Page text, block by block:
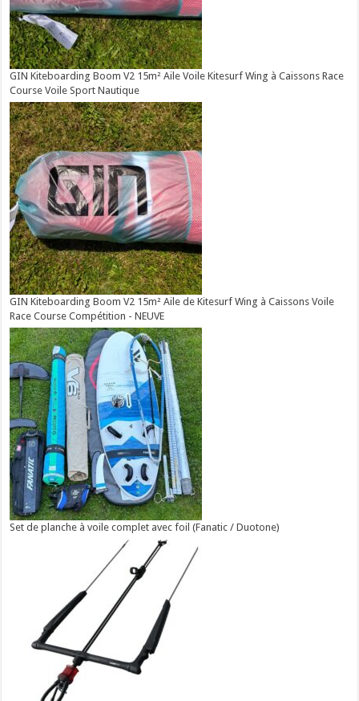
GIN Kiteboarding Boom V2 15m² Aile Voile Kitesurf Wing à Caissons Race
Course Voile Sport Nautique
GIN Kiteboarding Boom V2 15m² Aile de Kitesurf Wing à Caissons Voile
Race Course Compétition - NEUVE
Set de planche à voile complet avec foil (Fanatic / Duotone)